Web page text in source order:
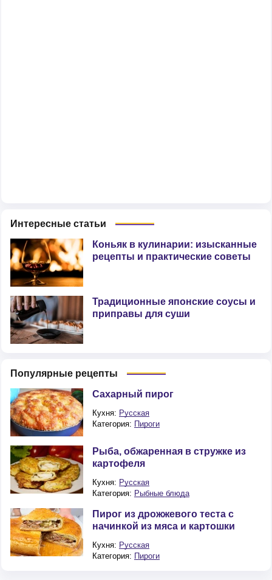
Интересные статьи
Коньяк в кулинарии: изысканные
рецепты и практические советы
Традиционные японские соусы и
приправы для суши
Популярные рецепты
Сахарный пирог
Кухня: Русская
Категория: Пироги
Рыба, обжаренная в стружке из
картофеля
Кухня: Русская
Категория: Рыбные блюда
Пирог из дрожжевого теста с
начинкой из мяса и картошки
Кухня: Русская
Категория: Пироги